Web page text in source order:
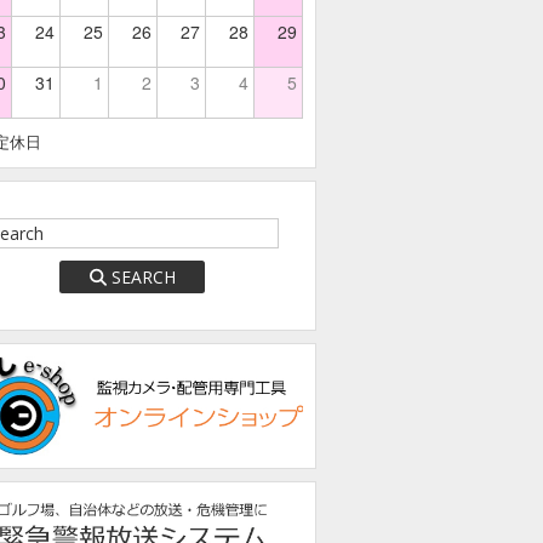
24 25 26 27 28 29
31 1 2 3 4 5
休日
SEARCH